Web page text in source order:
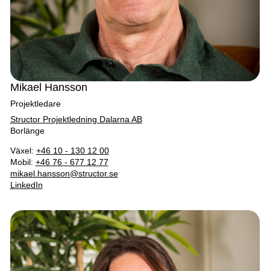
Mikael Hansson
Projektledare
Structor Projektledning Dalarna AB
Borlänge
Växel: +46 10 - 130 12 00
Mobil: +46 76 - 677 12 77
mikael.hansson@structor.se
LinkedIn